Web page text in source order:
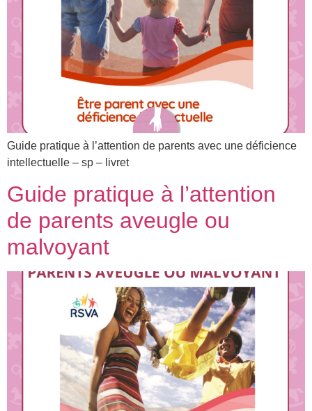
Guide pratique à l’attention de parents avec une déficience
intellectuelle – sp – livret
Guide pratique à l’attention
de parents aveugle ou
malvoyant